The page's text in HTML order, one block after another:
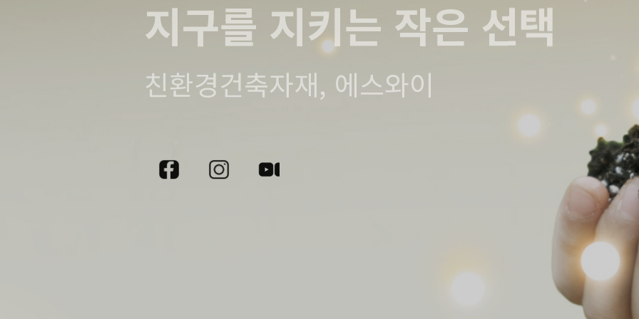
지구를 지키는 작은 선택
친환경건축자재, 에스와이